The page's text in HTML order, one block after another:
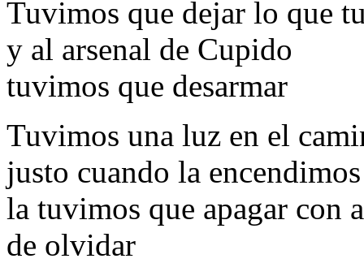
Tuvimos que dejar lo que
y al arsenal de Cupido
tuvimos que desarmar
Tuvimos una luz en el
justo cuando la encendimos
la tuvimos que apagar con
de olvidar